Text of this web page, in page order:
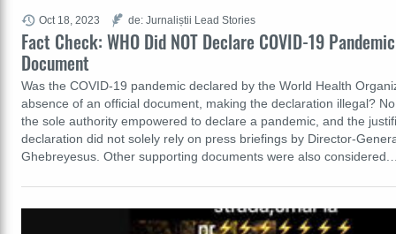
Fact Check: WHO Did NOT Declare COVID-19
Document
Was the COVID-19 pandemic declared by the World Health
absence of an official document, making the declaration illegal?
the sole authority empowered to declare a pandemic, and the
declaration did not solely rely on press briefings by Director-
Ghebreyesus. Other supporting documents were also
Oct 18, 2023 de: Jurnaliștii Lead Stories